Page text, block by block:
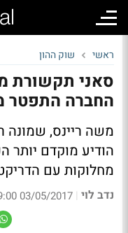
ראשי שוק ההון
סאני תקשורת
החברה התפטר
משה ריינס, שמונה
הודיע מוקדם
מחלוקות עם
נדב לוי |
03/05/2017 09:00